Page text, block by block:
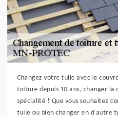
Changez votre tuile avec le
toiture depuis 10 ans, changer
spécialité ! Que vous souhaitez
tuile ou bien changer en d'autre